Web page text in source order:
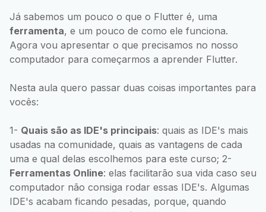
Já sabemos um pouco o que o Flutter é, uma
ferramenta, e um pouco de como ele funciona.
Agora vou apresentar o que precisamos no nosso
computador para começarmos a aprender Flutter.
Nesta aula quero passar duas coisas importantes para
vocês:
1- Quais são as IDE's principais: quais as IDE's mais
usadas na comunidade, quais as vantagens de cada
uma e qual delas escolhemos para este curso; 2-
Ferramentas Online: elas facilitarão sua vida caso seu
computador não consiga rodar essas IDE's. Algumas
IDE's acabam ficando pesadas, porque, quando